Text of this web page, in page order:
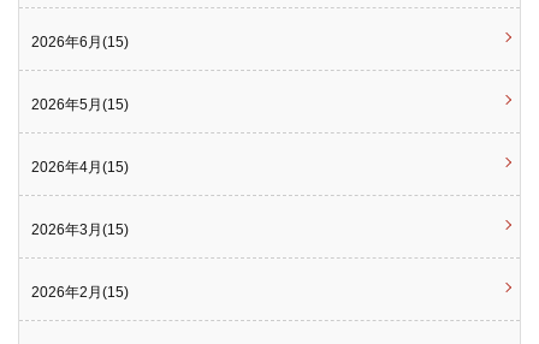
2026年6月(15)
2026年5月(15)
2026年4月(15)
2026年3月(15)
2026年2月(15)